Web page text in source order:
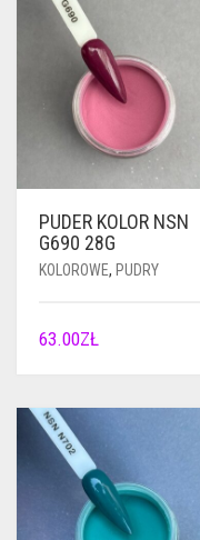
PUDER KOLOR NSN
G690 28G
KOLOROWE, PUDRY
63.00ZŁ